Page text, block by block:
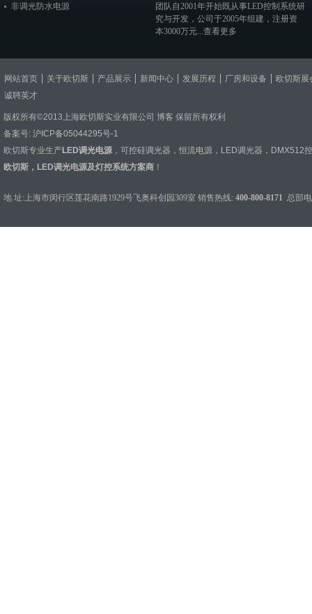
非调光防水电源
团队自2001年开始既从事LED控制系统研
究与开发，公司于2005年组建，注册资
本3000万元...查看更多
网站首页 关于欧切斯 产品展示 新闻中心 发展历程 厂房和设备
欧切斯展
诚聘英才
版权所有©2013上海欧切斯实业有限公司 博客 保留所有权利
备案号: 沪ICP备05044295号-1
欧切斯专业生产LED调光电源 ， 可控硅调光器 ， 恒流电源 ， LED调光器 ， DMX512
欧切斯，LED调光电源及灯控系统方案商 ！
地 址:上海市闵行区莲花南路1929号飞奥科创园309室 销售热线: 400-800-8171 总部